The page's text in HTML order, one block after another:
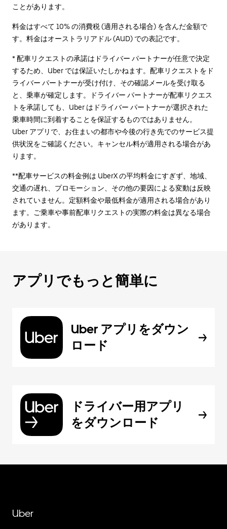
ことがあります。
料金はすべて 10% の消費税 (適用される場合) を含んだ金額で
す。料金はオーストラリアドル (AUD) での表記です。
* 配車リクエストの承諾はドライバー パートナーが任意で決定
するため、Uber では保証いたしかねます。配車リクエストをド
ライバー パートナーが受け付け、その確認メールを受け取る
と、乗車が確定します。ドライバー パートナーが配車リクエス
トを承諾しても、Uber はドライバー パートナーが選択された
乗車時間に到着することを保証するものではありません。
Uber アプリで、お住まいの都市や今後の行き先でのサービス提
供状況をご確認ください。キャンセル料が適用される場合があ
ります。
**配車サービスの料金例は UberX の平均料金にすぎず、地域、
交通の遅れ、プロモーション、その他の要因による変動は反映
されていません。定額料金や最低料金が適用される場合があり
ます。ご乗車や事前配車リクエストの実際の料金は異なる場合
があります。
アプリでもっと簡単に
Uber アプリをダウン
ロード
ドライバー用アプリ
をダウンロード
Uber